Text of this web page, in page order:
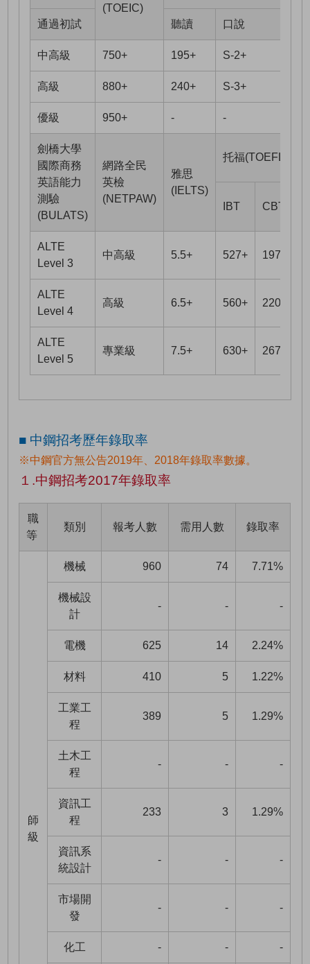
(TOEIC)
通過初試 聽讀 口說
中高級 750+ 195+ S-2+
高級 880+ 240+ S-3+
優級 950+ - -
劍橋大學
國際商務
英語能力
測驗
(BULATS)
網路全民
英檢
(NETPAW)
雅思
(IELTS)
托福(TOEFL)
IBT CBT
ALTE
Level 3
中高級 5.5+ 527+ 197+
ALTE
Level 4
高級 6.5+ 560+ 220+
ALTE
Level 5
專業級 7.5+ 630+ 267+
■ 中鋼招考歷年錄取率
※中鋼官方無公告2019年、2018年錄取率數據。
１.中鋼招考2017年錄取率
職
等
類別 報考人數 需用人數 錄取率
師
級
機械 960 74 7.71%
機械設
計
- - -
電機 625 14 2.24%
材料 410 5 1.22%
工業工
程
389 5 1.29%
土木工
程
- - -
資訊工
程
233 3 1.29%
資訊系
統設計
- - -
市場開
發
- - -
化工 - - -